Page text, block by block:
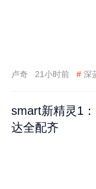
卢奇 21小时前 # 深
smart新精灵1
达全配齐